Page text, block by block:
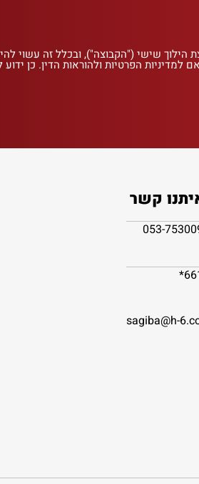
הילוך שישי ("הקבוצה"), ובכלל זה
למדיניות הפרטיות ולהוראות הדין. כן
קשר
053-
sagiba@h-